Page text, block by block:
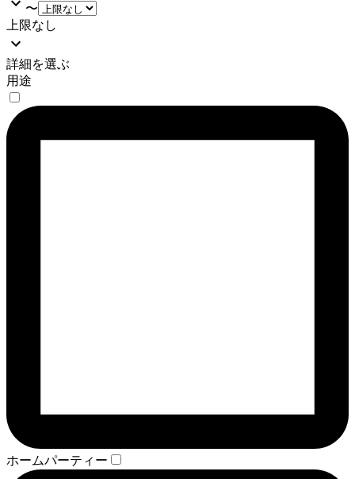
〜
上限なし
詳細を選ぶ
用途
ホームパーティー